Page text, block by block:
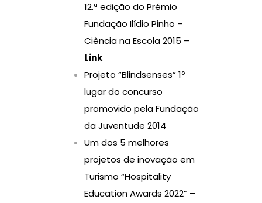
12.ª edição do Prémio
Fundação Ilídio Pinho –
Ciência na Escola 2015 –
Link
Projeto “Blindsenses” 1º
lugar do concurso
promovido pela Fundação
da Juventude 2014
Um dos 5 melhores
projetos de inovação em
Turismo “Hospitality
Education Awards 2022” –